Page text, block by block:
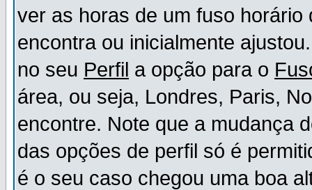
ver as horas de um fuso
encontra ou inicialmente
no seu Perfil a opção para o
área, ou seja, Londres, Paris,
encontre. Note que a mudança
das opções de perfil só é
é o seu caso chegou uma boa